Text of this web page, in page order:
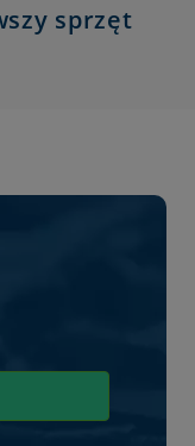
sprzęt